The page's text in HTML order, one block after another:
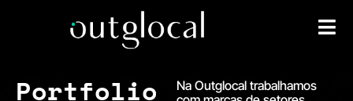
Portfolio
Na Outglocal trabalhamos